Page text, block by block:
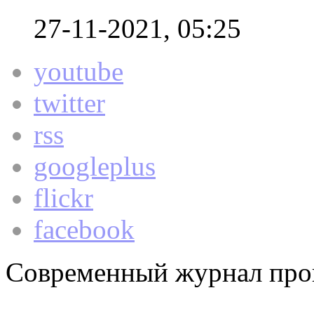
27-11-2021, 05:25
youtube
twitter
rss
googleplus
flickr
facebook
Современный журнал